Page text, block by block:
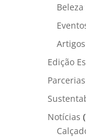
Beleza
Artigos
Edição
Parcerias
Notícias